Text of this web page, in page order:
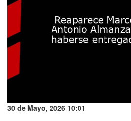
30 de Mayo, 2026 10:01